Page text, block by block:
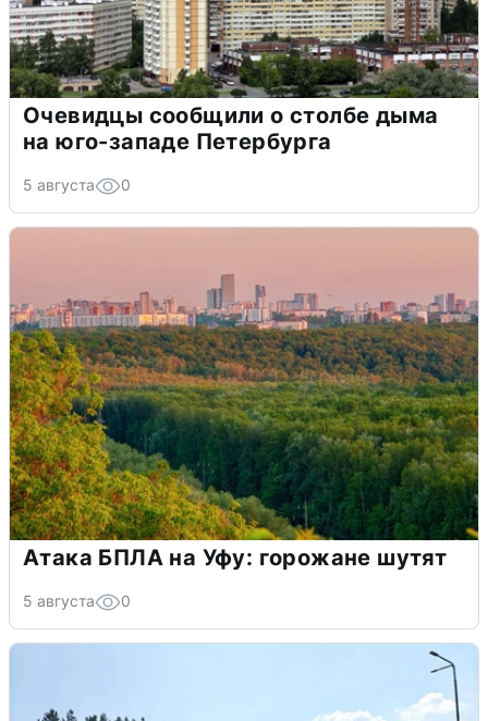
Очевидцы сообщили о столбе дыма
на юго-западе Петербурга
5 августа 0
Атака БПЛА на Уфу: горожане шутят
5 августа 0